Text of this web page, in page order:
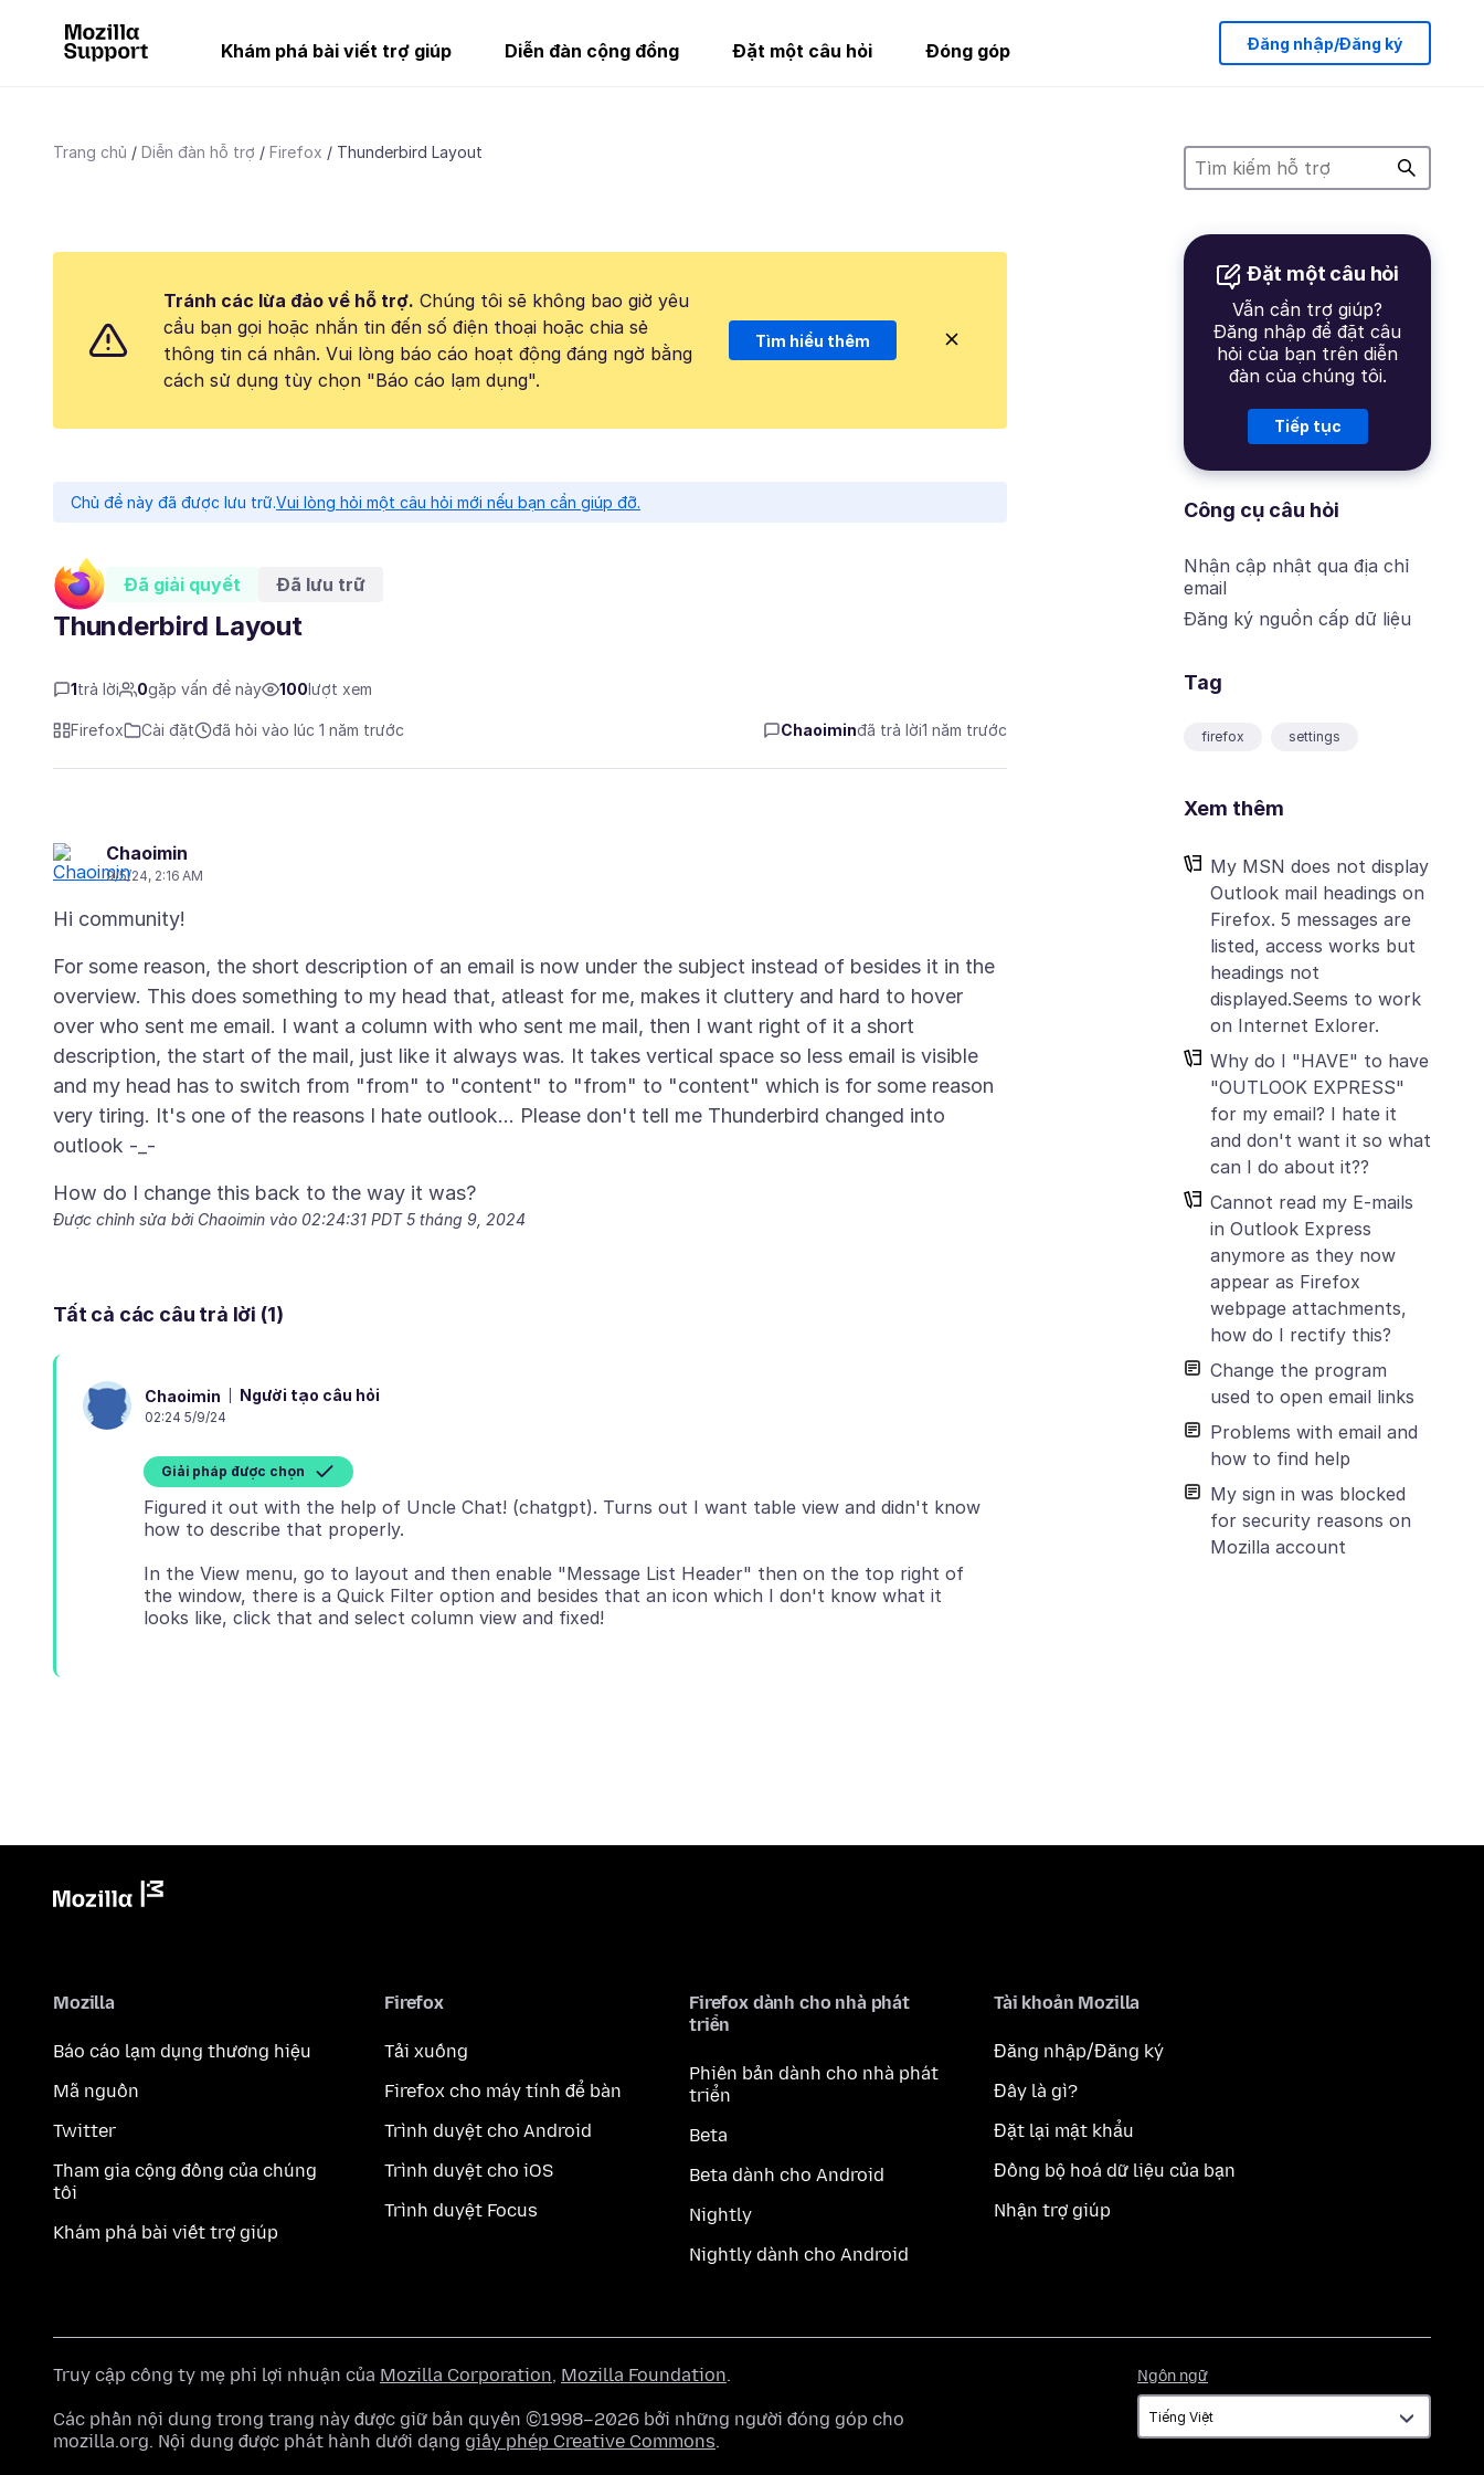
Khám phá bài viết trợ giúp Diễn đàn cộng đồng Đặt một câu hỏi Đóng góp Đăng nhập/Đăng ký
Trang chủ Diễn đàn hỗ trợ Firefox Thunderbird Layout
Đặt một câu hỏi
Vẫn cần trợ giúp?
Đăng nhập để đặt câu
hỏi của bạn trên diễn
đàn của chúng tôi.
Tiếp tục
Công cụ câu hỏi
Nhận cập nhật qua địa chỉ
email
Đăng ký nguồn cấp dữ liệu
Tag
firefox settings
Xem thêm
My MSN does not display
Outlook mail headings on
Firefox. 5 messages are
listed, access works but
headings not
displayed.Seems to work
on Internet Exlorer.
Why do I "HAVE" to have
"OUTLOOK EXPRESS"
for my email? I hate it
and don't want it so what
can I do about it??
Cannot read my E-mails
in Outlook Express
anymore as they now
appear as Firefox
webpage attachments,
how do I rectify this?
Change the program
used to open email links
Problems with email and
how to find help
My sign in was blocked
for security reasons on
Mozilla account
Tránh các lừa đảo về hỗ trợ. Chúng tôi sẽ không bao giờ yêu
cầu bạn gọi hoặc nhắn tin đến số điện thoại hoặc chia sẻ
thông tin cá nhân. Vui lòng báo cáo hoạt động đáng ngờ bằng
cách sử dụng tùy chọn "Báo cáo lạm dụng".
Tìm hiểu thêm
Chủ đề này đã được lưu trữ.Vui lòng hỏi một câu hỏi mới nếu bạn cần giúp đỡ.
Đã giải quyết Đã lưu trữ
Thunderbird Layout
1 trả lời 0gặp vấn đề này 100 lượt xem
Firefox Cài đặt đã hỏi vào lúc 1 năm trước Chaoiminđã trả lời1 năm trước
Chaoimin
9/5/24, 2:16 AM
For some reason, the short description of an email is now under the subject instead of besides it in the
overview. This does something to my head that, atleast for me, makes it cluttery and hard to hover
over who sent me email. I want a column with who sent me mail, then I want right of it a short
description, the start of the mail, just like it always was. It takes vertical space so less email is visible
and my head has to switch from "from" to "content" to "from" to "content" which is for some reason
very tiring. It's one of the reasons I hate outlook... Please don't tell me Thunderbird changed into
Được chỉnh sửa bởi Chaoimin vào 02:24:31 PDT 5 tháng 9, 2024
Tất cả các câu trả lời (1)
Chaoimin Người tạo câu hỏi
02:24 5/9/24
Giải pháp được chọn
Figured it out with the help of Uncle Chat! (chatgpt). Turns out I want table view and didn't know
In the View menu, go to layout and then enable "Message List Header" then on the top right of
the window, there is a Quick Filter option and besides that an icon which I don't know what it
Mozilla
Báo cáo lạm dụng thương hiệu
Mã nguồn
Twitter
Tham gia cộng đồng của chúng
tôi
Khám phá bài viết trợ giúp
Firefox
Tải xuống
Firefox cho máy tính để bàn
Trình duyệt cho Android
Trình duyệt cho iOS
Trình duyệt Focus
Firefox dành cho nhà phát
triển
Phiên bản dành cho nhà phát
triển
Beta
Beta dành cho Android
Nightly
Nightly dành cho Android
Tài khoản Mozilla
Đăng nhập/Đăng ký
Đây là gì?
Đặt lại mật khẩu
Đồng bộ hoá dữ liệu của bạn
Nhận trợ giúp
Ngôn ngữ
ngữ
Truy cập công ty mẹ phi lợi nhuận của Mozilla Corporation, Mozilla Foundation.
Các phần nội dung trong trang này được giữ bản quyền ©1998–2026 bởi những người đóng góp cho
mozilla.org. Nội dung được phát hành dưới dạng giấy phép Creative Commons.